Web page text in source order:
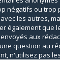
négatifs ou trop
les autres,
également que
aux
question au
n'utilisez pas